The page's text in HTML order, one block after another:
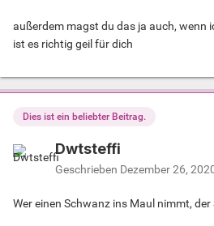
außerdem magst du das ja auch, wenn
ist es richtig geil für dich
Dies ist ein beliebter Beitrag.
Dwtsteffi
Geschrieben Dezember 26,
Wer einen Schwanz ins Maul nimmt,